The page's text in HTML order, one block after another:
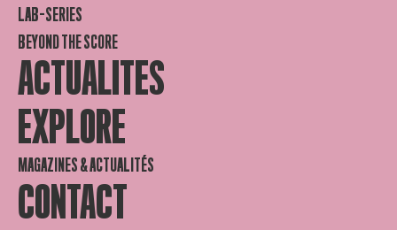
LAB-SERIES
BEYOND THE SCORE
ACTUALITES
EXPLORE
MAGAZINES & ACTUALITÉS
CONTACT